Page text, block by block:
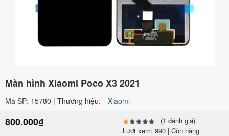
Màn hình Xiaomi Poco X3 2021
Mã SP: 15780 | Thương hiệu: Xiaomi
800.000₫
(1 đánh giá)
Lượt xem: 990 | Còn hàng